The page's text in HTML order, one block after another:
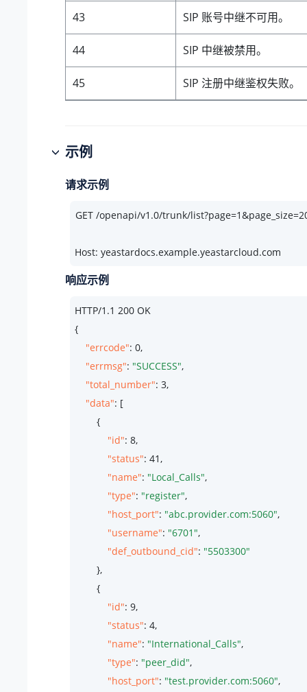
43 SIP 账号中继不可用。
44 SIP 中继被禁用。
45 SIP 注册中继鉴权失败。
示例
请求示例
Host: yeastardocs.example.yeastarcloud.com
响应示例
HTTP/1.1 200 OK
{
"errcode": 0,
"errmsg": "SUCCESS",
"total_number": 3,
"data": [
        {
"id": 8,
"status": 41,
"name": "Local_Calls",
"type": "register",
"host_port": "abc.provider.com:5060",
"username": "6701",
"def_outbound_cid": "5503300"
        },
        {
"id": 9,
"status": 4,
"name": "International_Calls",
"type": "peer_did",
"host_port": "test.provider.com:5060",